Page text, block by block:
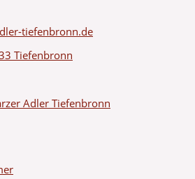
tiefenbronn.de
Tiefenbronn